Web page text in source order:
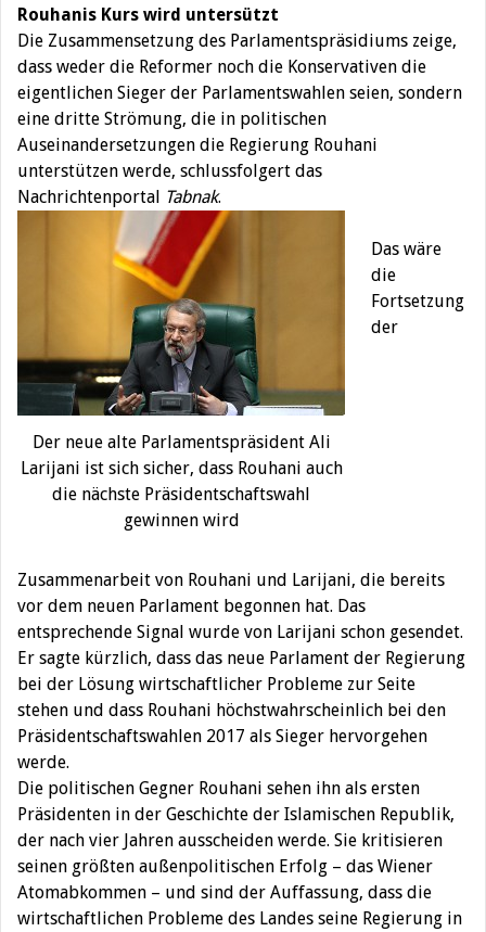
Rouhanis Kurs wird untersützt
Die Zusammensetzung des Parlamentspräsidiums zeige,
dass weder die Reformer noch die Konservativen die
eigentlichen Sieger der Parlamentswahlen seien, sondern
eine dritte Strömung, die in politischen
Auseinandersetzungen die Regierung Rouhani
unterstützen werde, schlussfolgert das
Nachrichtenportal Tabnak.
Der neue alte Parlamentspräsident Ali
Larijani ist sich sicher, dass Rouhani auch
die nächste Präsidentschaftswahl
gewinnen wird
Das wäre
die
Fortsetzung
der
Zusammenarbeit von Rouhani und Larijani, die bereits
vor dem neuen Parlament begonnen hat. Das
entsprechende Signal wurde von Larijani schon gesendet.
Er sagte kürzlich, dass das neue Parlament der Regierung
bei der Lösung wirtschaftlicher Probleme zur Seite
stehen und dass Rouhani höchstwahrscheinlich bei den
Präsidentschaftswahlen 2017 als Sieger hervorgehen
werde.
Die politischen Gegner Rouhani sehen ihn als ersten
Präsidenten in der Geschichte der Islamischen Republik,
der nach vier Jahren ausscheiden werde. Sie kritisieren
seinen größten außenpolitischen Erfolg – das Wiener
Atomabkommen – und sind der Auffassung, dass die
wirtschaftlichen Probleme des Landes seine Regierung in